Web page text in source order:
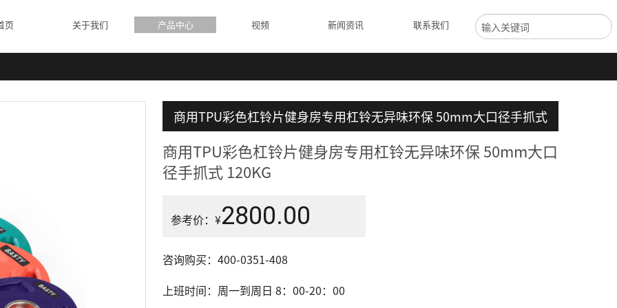
页 关于我们 产品中心 视频 新闻资讯 联系我们
商用TPU彩色杠铃片健身房专用杠铃无异味环保 50mm大口径手抓式
商用TPU彩色杠铃片健身房专用杠铃无异味环保 50mm大口
径手抓式 120KG
参考价：¥2800.00
咨询购买：400-0351-408
上班时间：周一到周日 8：00-20：00